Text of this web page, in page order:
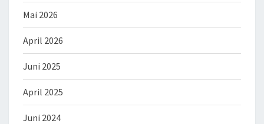
Mai 2026
April 2026
Juni 2025
April 2025
Juni 2024